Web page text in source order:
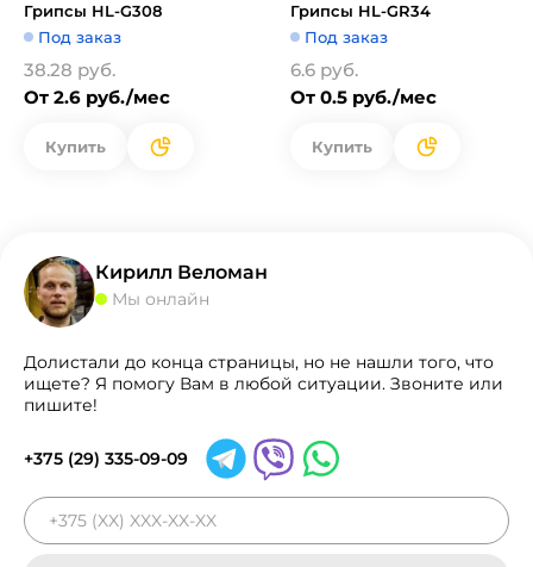
Грипсы HL-G308
Под заказ
38.28 руб.
От 2.6 руб./мес
Купить
Грипсы HL-GR34
Под заказ
6.6 руб.
От 0.5 руб./мес
Купить
Кирилл Веломан
Мы онлайн
Долистали до конца страницы, но не нашли того, что
ищете? Я помогу Вам в любой ситуации. Звоните или
пишите!
+375 (29) 335-09-09